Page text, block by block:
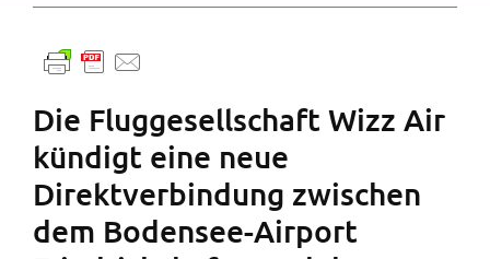
Die Fluggesellschaft Wizz Air
kündigt eine neue
Direktverbindung zwischen
dem Bodensee-Airport